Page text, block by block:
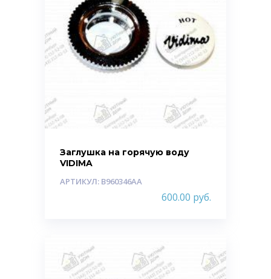
Заглушка на горячую воду
VIDIMA
АРТИКУЛ: B960346AA
600.00 руб.